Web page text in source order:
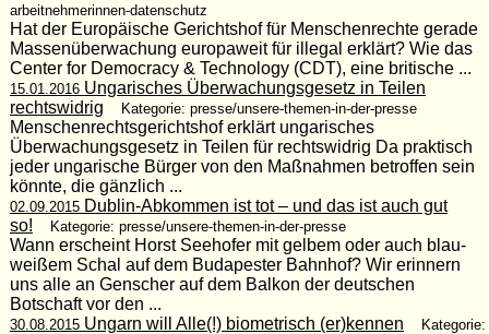
arbeitnehmerinnen-datenschutz
Hat der Europäische Gerichtshof für Menschenrechte gerade
Massenüberwachung europaweit für illegal erklärt? Wie das
Center for Democracy & Technology (CDT), eine britische ...
15.01.2016Ungarisches Überwachungsgesetz in Teilen
rechtswidrig
Kategorie: presse/unsere-themen-in-der-presse
Menschenrechtsgerichtshof erklärt ungarisches
Überwachungsgesetz in Teilen für rechtswidrig Da praktisch
jeder ungarische Bürger von den Maßnahmen betroffen sein
könnte, die gänzlich ...
02.09.2015Dublin-Abkommen ist tot – und das ist auch gut
so!
Kategorie: presse/unsere-themen-in-der-presse
Wann erscheint Horst Seehofer mit gelbem oder auch blau-
weißem Schal auf dem Budapester Bahnhof? Wir erinnern
uns alle an Genscher auf dem Balkon der deutschen
Botschaft vor den ...
30.08.2015Ungarn will Alle(!) biometrisch (er)kennen
Kategorie: